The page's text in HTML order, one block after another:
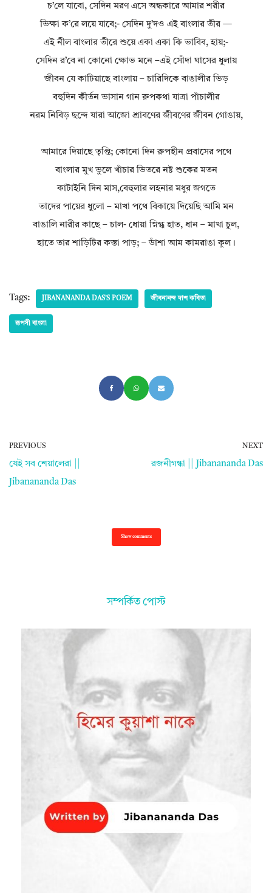
চ’লে যাবো, সেদিন মরণ এসে অন্ধকারে আমার শরীর
ভিক্ষা ক’রে লয়ে যাবে;- সেদিন দু’দও এই বাংলার তীর —
এই নীল বাংলার তীরে শুয়ে একা একা কি ভাবিব, হায়;-
সেদিন র’বে না কোনো ক্ষোভ মনে –এই সোঁদা ঘাসের ধুলায়
জীবন যে কাটিয়াছে বাংলায় – চারিদিকে বাঙালীর ভিড়
বহুদিন কীর্তন ভাসান গান রুপকথা যাত্রা পাঁচালীর
নরম নিবিড় ছন্দে যারা আজো শ্রাবণের জীবণের জীবন গোঙায়,
আমারে দিয়াছে তৃপ্তি; কোনো দিন রুপহীন প্রবাসের পথে
বাংলার মুখ ভুলে খাঁচার ভিতরে নষ্ট শুকের মতন
কাটাইনি দিন মাস,বেহুলার লহনার মধুর জগতে
তাদের পায়ের ধুলো – মাখা পথে বিকায়ে দিয়েছি আমি মন
বাঙালি নারীর কাছে – চাল- ধোয়া স্নিগ্ধ হাত, ধান – মাখা চুল,
হাতে তার শাড়িটির কস্তা পাড়; – ডাঁশা আম কামরাঙা কুল।
Tags: JIBANANANDA DAS’S POEM জীবনানন্দ দাশ কবিতা
রূপসী বাংলা
PREVIOUS
যেই সব শেয়ালেরা ||
Jibanananda Das
NEXT
রজনীগন্ধা || Jibanananda Das
Show comments
সম্পর্কিত পোস্ট